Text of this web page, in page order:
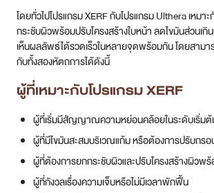
โดยทั่วไปโปรแกรม XERF กับโปรแกรม Ulthera เหม
กระชับผิวพร้อมปรับโครงสร้างใบหน้า ลดไขมันส่วนเกิ
เห็นผลลัพธ์ได้รวดเร็วในหลายจุดพร้อมกัน โดยสามา
กับทั้งสองหัตถการได้ดังนี้
ผู้ที่เหมาะกับโปรแกรม XERF
ผู้ที่เริ่มมีสัญญาณความหย่อนคล้อยในระดับเริ่มต้
ผู้ที่มีไขมันสะสมบริเวณแก้ม หรือต้องการปรับกร
ผู้ที่ต้องการยกกระชับผิวและปรับโครงสร้างผิวพ
ผู้ที่กังวลเรื่องความเจ็บหรือไม่มีเวลาพักฟื้น